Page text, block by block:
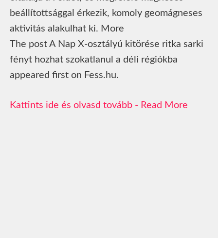
beállítottsággal érkezik, komoly geomágneses
aktivitás alakulhat ki. More
The post A Nap X-osztályú kitörése ritka sarki
fényt hozhat szokatlanul a déli régiókba
appeared first on Fess.hu.
Read More